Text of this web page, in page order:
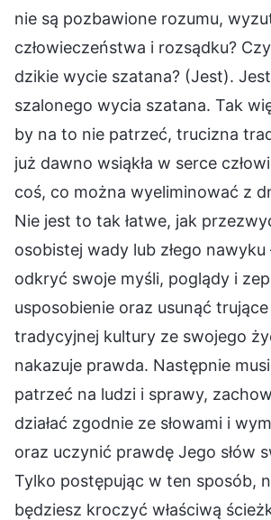
nie są pozbawione rozumu,
człowieczeństwa i rozsądku?
dzikie wycie szatana? (Jest).
szalonego wycia szatana. Tak
by na to nie patrzeć, trucizna
już dawno wsiąkła w serce
coś, co można wyeliminować z
Nie jest to tak łatwe, jak
osobistej wady lub złego nawyku
odkryć swoje myśli, poglądy i
usposobienie oraz usunąć
tradycyjnej kultury ze swojego
nakazuje prawda. Następnie
patrzeć na ludzi i sprawy,
działać zgodnie ze słowami i
oraz uczynić prawdę Jego słów
Tylko postępując w ten sposób,
będziesz kroczyć właściwą